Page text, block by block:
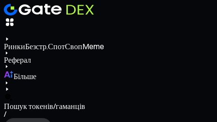
РинкиБезстр.СпотСвопMeme
Реферал
Більше
Пошук токенів/гаманців
/